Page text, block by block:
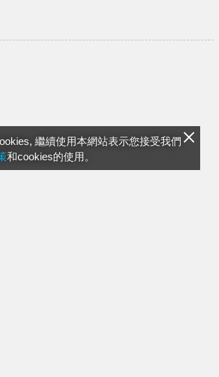
繼續使用本網站表示您接受我們
和cookies的使用。